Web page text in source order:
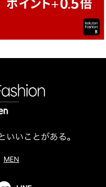
MEN